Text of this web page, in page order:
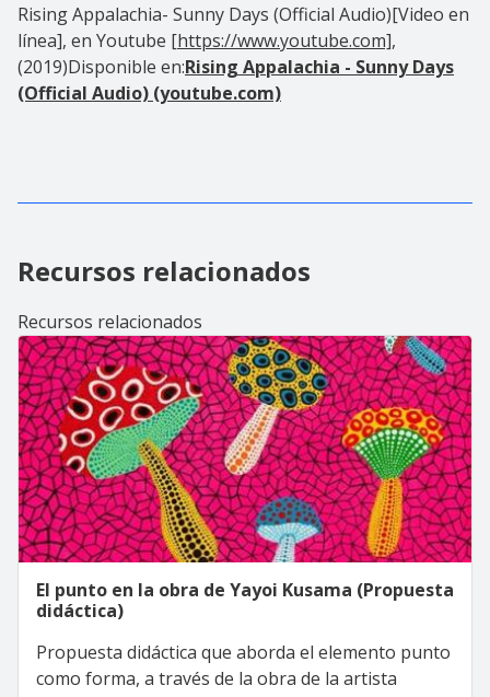
Rising Appalachia- Sunny Days (Official Audio)[Video en
línea], en Youtube [https://www.youtube.com],
(2019)Disponible en:Rising Appalachia - Sunny Days
(Official Audio) (youtube.com)
Recursos relacionados
Recursos relacionados
El punto en la obra de Yayoi Kusama (Propuesta
didáctica)
Propuesta didáctica que aborda el elemento punto
como forma, a través de la obra de la artista